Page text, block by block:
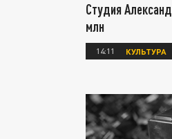
Студия
млн
14:11 КУЛЬТУРА